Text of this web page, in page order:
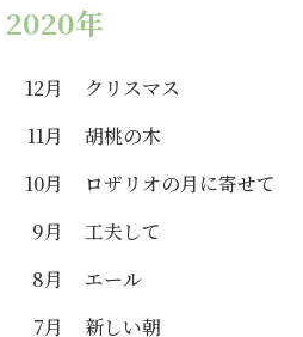
2020年
12月
クリスマス
11月
胡桃の木
10月
ロザリオの月に寄せて
9月
工夫して
8月
エール
7月
新しい朝